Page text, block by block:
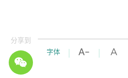
字体
分享到